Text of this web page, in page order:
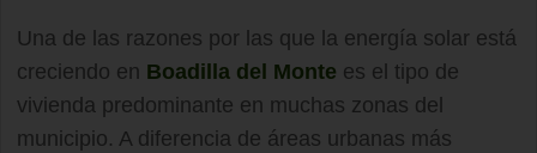
Una de las razones por las que la energía solar está
creciendo en Boadilla del Monte es el tipo de
vivienda predominante en muchas zonas del
municipio. A diferencia de áreas urbanas más